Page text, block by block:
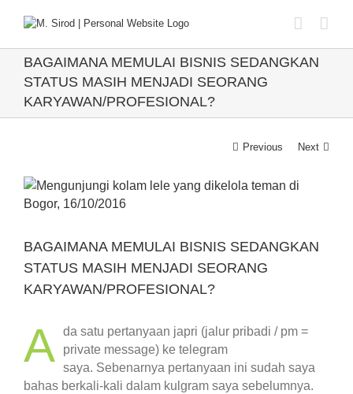
BAGAIMANA MEMULAI BISNIS SEDANGKAN
STATUS MASIH MENJADI SEORANG
KARYAWAN/PROFESIONAL?
Previous Next
View
Larger
BAGAIMANA MEMULAI BISNIS SEDANGKAN
STATUS MASIH MENJADI SEORANG
KARYAWAN/PROFESIONAL?
A da satu pertanyaan japri (jalur pribadi / pm =
private message) ke telegram
saya. Sebenarnya pertanyaan ini sudah saya
bahas berkali-kali dalam kulgram saya sebelumnya.